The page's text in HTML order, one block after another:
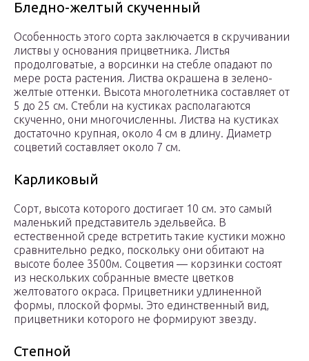
Бледно-желтый скученный
Особенность этого сорта заключается в скручивании
листвы у основания прицветника. Листья
продолговатые, а ворсинки на стебле опадают по
мере роста растения. Листва окрашена в зелено-
желтые оттенки. Высота многолетника составляет от
5 до 25 см. Стебли на кустиках располагаются
скученно, они многочисленны. Листва на кустиках
достаточно крупная, около 4 см в длину. Диаметр
соцветий составляет около 7 см.
Карликовый
Сорт, высота которого достигает 10 см. это самый
маленький представитель эдельвейса. В
естественной среде встретить такие кустики можно
сравнительно редко, поскольку они обитают на
высоте более 3500м. Соцветия — корзинки состоят
из нескольких собранные вместе цветков
желтоватого окраса. Прицветники удлиненной
формы, плоской формы. Это единственный вид,
прицветники которого не формируют звезду.
Степной